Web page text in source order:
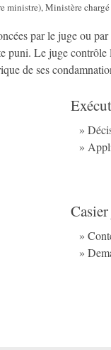
ministre), Ministère
par le juge ou
puni. Le juge
de ses